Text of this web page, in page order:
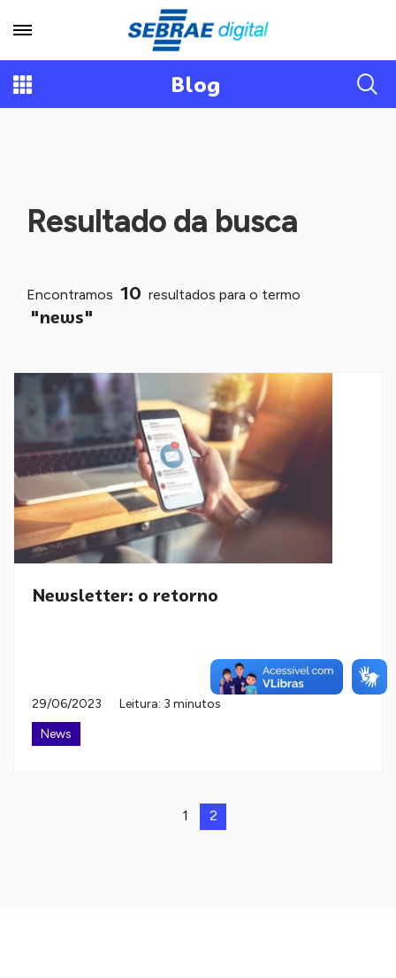
Blog
Resultado da busca
Encontramos 10 resultados para o termo
"news"
Newsletter: o retorno
29/06/2023
Leitura: 3 minutos
News
1 2